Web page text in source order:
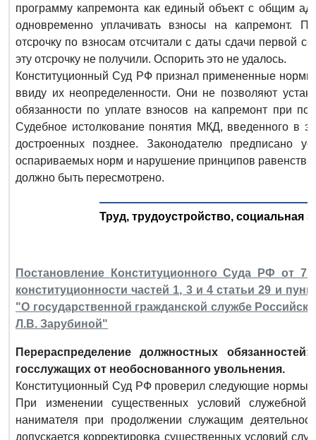
программу капремонта как единый объект с общим
одновременно уплачивать взносы на капремонт.
отсрочку по взносам отсчитали с даты сдачи первой
эту отсрочку не получили. Оспорить это не удалось.
Конституционный Суд РФ признал примененные
ввиду их неопределенности. Они не позволяют
обязанности по уплате взносов на капремонт при
Судебное истолкование понятия МКД, введенного в
достроенных позднее. Законодателю предписано
оспариваемых норм и нарушение принципов равенства
должно быть пересмотрено.
Труд, трудоустройство, социальная
Постановление Конституционного Суда РФ от
конституционности частей 1, 3 и 4 статьи 29 и
"О государственной гражданской службе
Л.В. Зарубиной"
Перераспределение должностных
госслужащих от необоснованного увольнения.
Конституционный Суд РФ проверил следующие нормы
При изменении существенных условий служебной
нанимателя при продолжении служащим
допускается корректировка существенных условий